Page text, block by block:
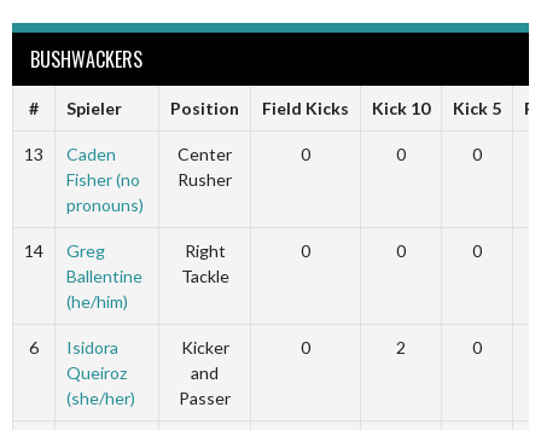
BUSHWACKERS
# Spieler Position Field Kicks Kick 10 Kick 5
13
Caden
Fisher (no
pronouns)
Center
Rusher
0 0 0
14
Greg
Ballentine
(he/him)
Right
Tackle
0 0 0
6
Isidora
Queiroz
(she/her)
Kicker
and
Passer
0 2 0